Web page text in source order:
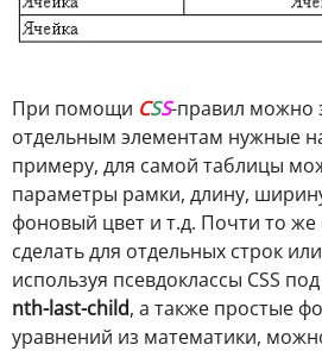
При помощи CSS-правил можно
отдельным элементам нужные
примеру, для самой таблицы
параметры рамки, длину,
фоновый цвет и т.д. Почти то
сделать для отдельных строк
используя псевдоклассы CSS
nth-last-child, а также простые
уравнений из математики,